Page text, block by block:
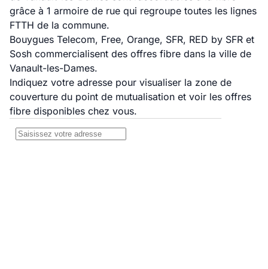
grâce à 1 armoire de rue qui regroupe toutes les lignes
FTTH de la commune.
Bouygues Telecom, Free, Orange, SFR, RED by SFR et
Sosh commercialisent des offres fibre dans la ville de
Vanault-les-Dames.
Indiquez votre adresse pour visualiser la zone de
couverture du point de mutualisation et voir les offres
fibre disponibles chez vous.